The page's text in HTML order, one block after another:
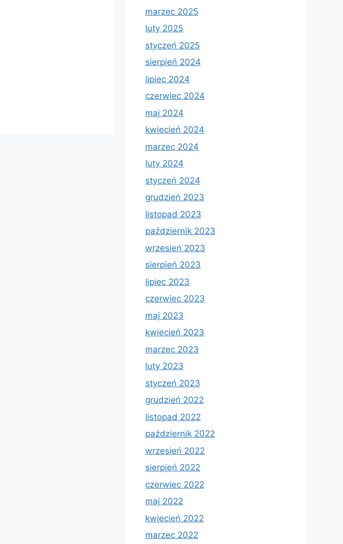
marzec 2025
luty 2025
styczeń 2025
sierpień 2024
lipiec 2024
czerwiec 2024
maj 2024
kwiecień 2024
marzec 2024
luty 2024
styczeń 2024
grudzień 2023
listopad 2023
październik 2023
wrzesień 2023
sierpień 2023
lipiec 2023
czerwiec 2023
maj 2023
kwiecień 2023
marzec 2023
luty 2023
styczeń 2023
grudzień 2022
listopad 2022
październik 2022
wrzesień 2022
sierpień 2022
czerwiec 2022
maj 2022
kwiecień 2022
marzec 2022